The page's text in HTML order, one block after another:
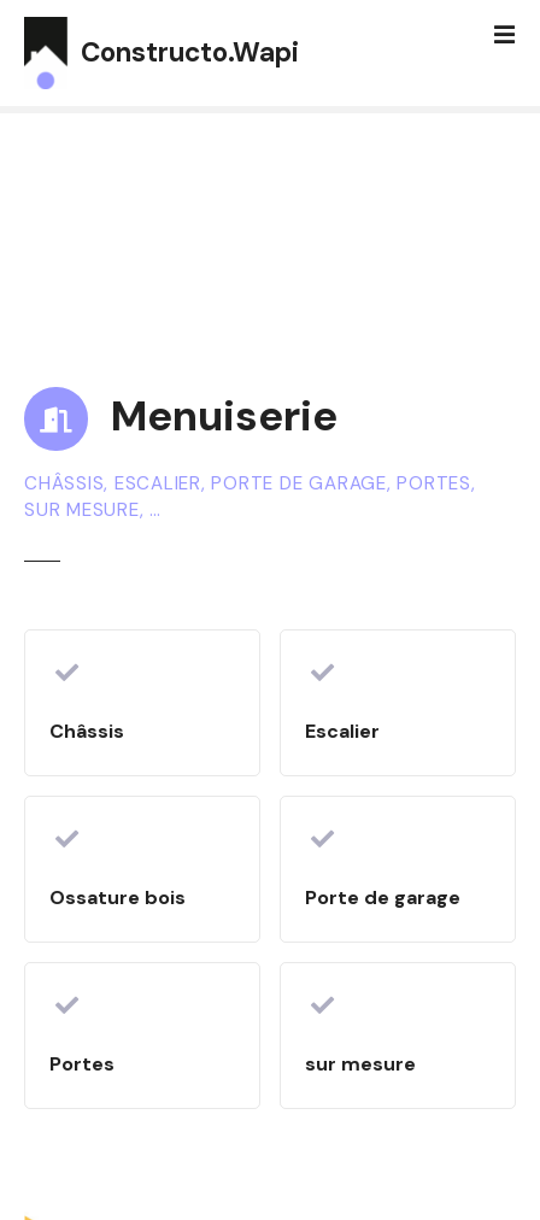
Constructo.Wapi
Menuiserie
CHÂSSIS, ESCALIER, PORTE DE GARAGE, PORTES,
SUR MESURE, …
Châssis Escalier
Ossature bois Porte de garage
Portes sur mesure